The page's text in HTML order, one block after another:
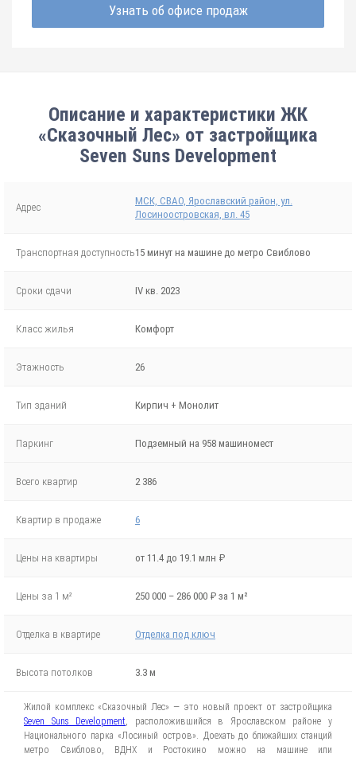
Узнать об офисе продаж
Описание и характеристики ЖК
«Сказочный Лес» от застройщика
Seven Suns Development
Адрес
МСК, СВАО, Ярославский район, ул.
Лосиноостровская, вл. 45
Транспортная доступность15 минут на машине до метро Свиблово
Сроки сдачи IV кв. 2023
Класс жилья Комфорт
Этажность 26
Тип зданий Кирпич + Монолит
Паркинг Подземный на 958 машиномест
Всего квартир 2 386
Квартир в продаже 6
Цены на квартиры от 11.4 до 19.1 млн ₽
Цены за 1 м² 250 000 – 286 000 ₽ за 1 м²
Отделка в квартире Отделка под ключ
Высота потолков 3.3 м
Жилой комплекс «Сказочный Лес» — это новый проект от застройщика
Seven Suns Development, расположившийся в Ярославском районе у
Национального парка «Лосиный остров». Доехать до ближайших станций
метро Свиблово, ВДНХ и Ростокино можно на машине или